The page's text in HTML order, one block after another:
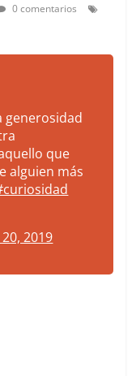
0 comentarios
generosidad
que
alguien más
20, 2019